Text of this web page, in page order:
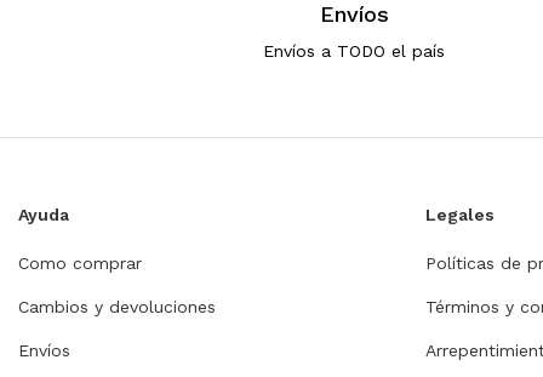
Envíos
Envíos a TODO el país
Ayuda
Como comprar
Cambios y devoluciones
Envíos
Legales
Políticas de
Términos y